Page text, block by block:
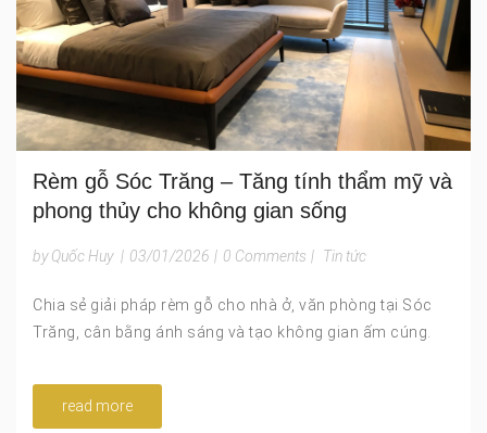
Rèm gỗ Sóc Trăng – Tăng tính thẩm mỹ và
phong thủy cho không gian sống
by Quốc Huy | 03/01/2026 | 0 Comments | Tin tức
Chia sẻ giải pháp rèm gỗ cho nhà ở, văn phòng tại Sóc
Trăng, cân bằng ánh sáng và tạo không gian ấm cúng.
read more